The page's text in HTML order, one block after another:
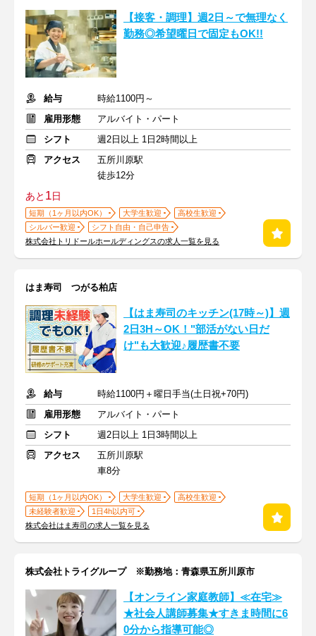
【接客・調理】週2日～で無理なく
勤務◎希望曜日で固定もOK!!
給与
時給1100円～
雇用形態
アルバイト・パート
シフト
週2日以上 1日2時間以上
アクセス
五所川原駅
徒歩12分
あと 1日
短期（1ヶ月以内OK） 大学生歓迎
高校生歓迎
シルバー歓迎
シフト自由・自己申告
株式会社トリドールホールディングスの求人一覧を見る
はま寿司 つがる柏店
【はま寿司のキッチン(17時～)】週
2日3H～OK！"部活がない日だ
け"も大歓迎♪履歴書不要
給与
時給1100円＋曜日手当(土日祝+70円)
雇用形態
アルバイト・パート
シフト
週2日以上 1日3時間以上
アクセス
五所川原駅
車8分
短期（1ヶ月以内OK） 大学生歓迎
高校生歓迎
未経験者歓迎
1日4h以内可
株式会社はま寿司の求人一覧を見る
株式会社トライグループ ※勤務地：青森県五所川原市
【オンライン家庭教師】≪在宅≫
★社会人講師募集★すきま時間に6
0分から指導可能◎